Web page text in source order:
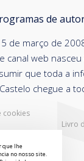
cookies
Livro
5 de março de
canal web
que toda a
chegue a
de
que lhe
no nosso site.